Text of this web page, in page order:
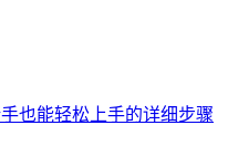
也能轻松上手的详细步骤